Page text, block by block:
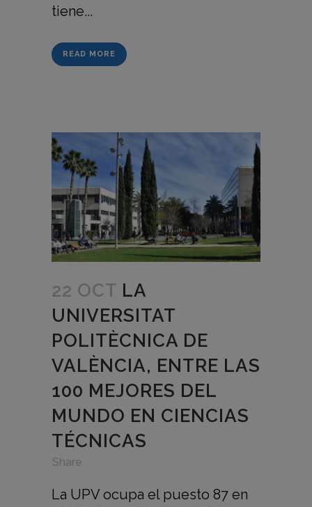
tiene...
READ MORE
22 OCT LA
UNIVERSITAT
POLITÈCNICA DE
VALÈNCIA, ENTRE LAS
100 MEJORES DEL
MUNDO EN CIENCIAS
TÉCNICAS
Share
La UPV ocupa el puesto 87 en